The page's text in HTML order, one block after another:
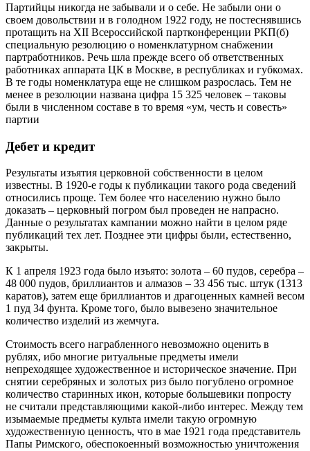
Партийцы никогда не забывали и о себе. Не забыли они о
своем довольствии и в голодном 1922 году, не постеснявшись
протащить на XII Всероссийской партконференции РКП(б)
специальную резолюцию о номенклатурном снабжении
партработников. Речь шла прежде всего об ответственных
работниках аппарата ЦК в Москве, в республиках и губкомах.
В те годы номенклатура еще не слишком разрослась. Тем не
менее в резолюции названа цифра 15 325 человек – таковы
были в численном составе в то время «ум, честь и совесть»
партии
Дебет и кредит
Результаты изъятия церковной собственности в целом
известны. В 1920-е годы к публикации такого рода сведений
относились проще. Тем более что населению нужно было
доказать – церковный погром был проведен не напрасно.
Данные о результатах кампании можно найти в целом ряде
публикаций тех лет. Позднее эти цифры были, естественно,
закрыты.
К 1 апреля 1923 года было изъято: золота – 60 пудов, серебра –
48 000 пудов, бриллиантов и алмазов – 33 456 тыс. штук (1313
каратов), затем еще бриллиантов и драгоценных камней весом
1 пуд 34 фунта. Кроме того, было вывезено значительное
количество изделий из жемчуга.
Стоимость всего награбленного невозможно оценить в
рублях, ибо многие ритуальные предметы имели
непреходящее художественное и историческое значение. При
снятии серебряных и золотых риз было погублено огромное
количество старинных икон, которые большевики попросту
не считали представляющими какой-либо интерес. Между тем
изымаемые предметы культа имели такую огромную
художественную ценность, что в мае 1921 года представитель
Папы Римского, обеспокоенный возможностью уничтожения